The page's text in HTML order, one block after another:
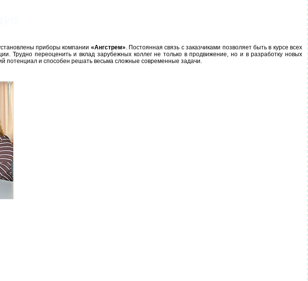
приборы компании «Ангстрем». Постоянная связь с заказчиками позволяет быть в курсе всех
Трудно переоценить и вклад зарубежных коллег не только в продвижение, но и в разработку новых
потенциал и способен решать весьма сложные современные задачи.